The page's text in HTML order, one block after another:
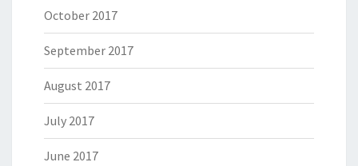
October 2017
September 2017
August 2017
July 2017
June 2017